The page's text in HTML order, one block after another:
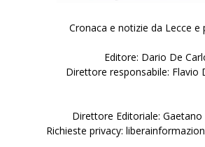
Cronaca e notizie da Lecce e
Editore: Dario De
Direttore responsabile: Flavio
Direttore Editoriale: Gaetano
Richieste privacy: